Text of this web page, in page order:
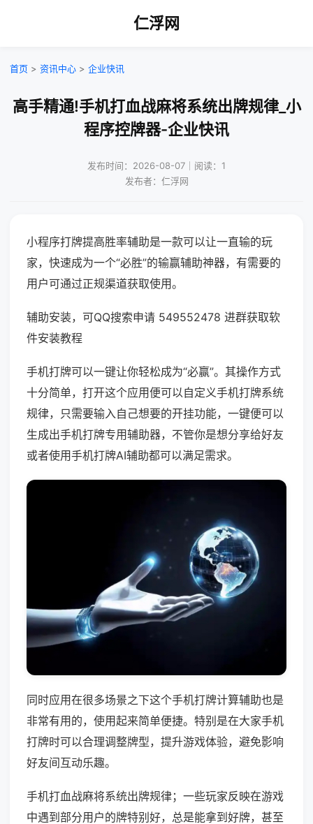
仁浮网
首页 > 资讯中心 > 企业快讯
高手精通!手机打血战麻将系统出牌规律_小
程序控牌器-企业快讯
发布时间：2026-08-07｜阅读：1
发布者：仁浮网
小程序打牌提高胜率辅助是一款可以让一直输的玩
家，快速成为一个“必胜”的输赢辅助神器，有需要的
用户可通过正规渠道获取使用。
辅助安装，可QQ搜索申请 549552478 进群获取软
件安装教程
手机打牌可以一键让你轻松成为“必赢”。其操作方式
十分简单，打开这个应用便可以自定义手机打牌系统
规律，只需要输入自己想要的开挂功能，一键便可以
生成出手机打牌专用辅助器，不管你是想分享给好友
或者使用手机打牌AI辅助都可以满足需求。
同时应用在很多场景之下这个手机打牌计算辅助也是
非常有用的，使用起来简单便捷。特别是在大家手机
打牌时可以合理调整牌型，提升游戏体验，避免影响
好友间互动乐趣。
手机打血战麻将系统出牌规律；一些玩家反映在游戏
中遇到部分用户的牌特别好，总是能拿到好牌，甚至